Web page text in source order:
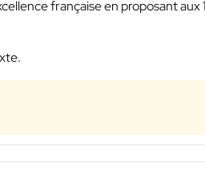
française en proposant